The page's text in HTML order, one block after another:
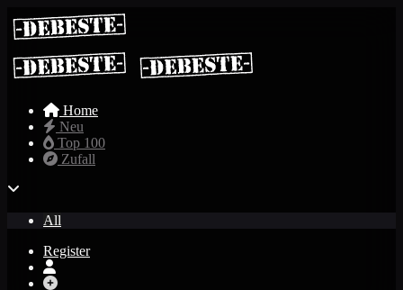
Home
Neu
Top 100
Zufall
All
Register